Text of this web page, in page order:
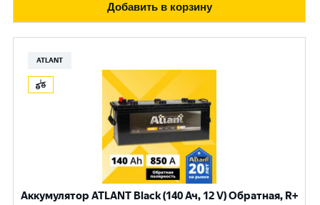
Добавить в корзину
ATLANT
Аккумулятор ATLANT Black (140 Ач, 12 V) Обратная, R+